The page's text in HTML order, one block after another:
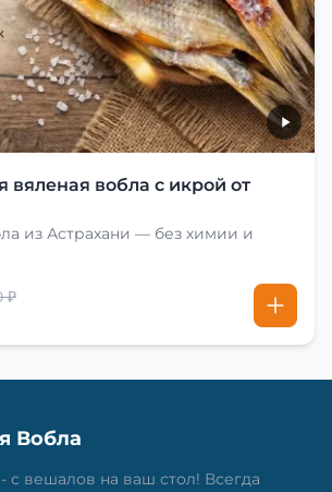
вяленая вобла с икрой от
из Астрахани — без химии и
₽
Вобла
с вешалов на ваш стол! Всегда